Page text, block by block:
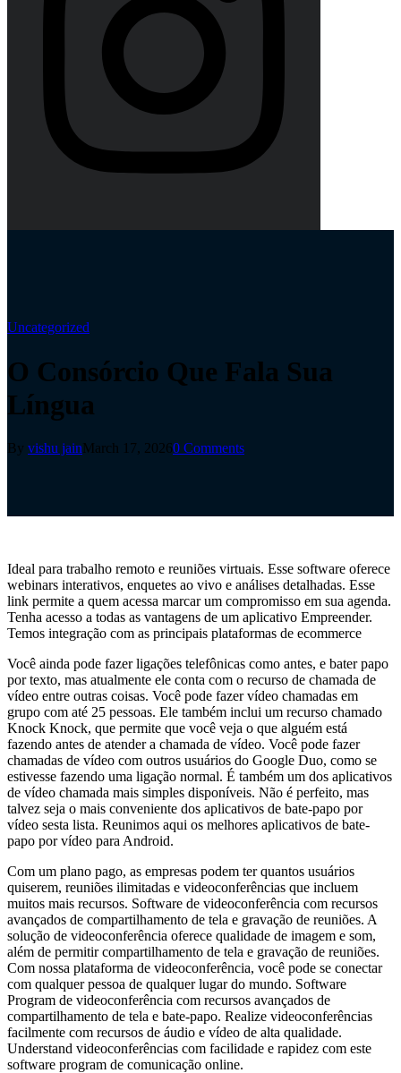
Uncategorized
O Consórcio Que Fala Sua
Língua
By vishu jainMarch 17, 20260 Comments
Ideal para trabalho remoto e reuniões virtuais. Esse software oferece
webinars interativos, enquetes ao vivo e análises detalhadas. Esse
link permite a quem acessa marcar um compromisso em sua agenda.
Tenha acesso a todas as vantagens de um aplicativo Empreender.
Temos integração com as principais plataformas de ecommerce
Você ainda pode fazer ligações telefônicas como antes, e bater papo
por texto, mas atualmente ele conta com o recurso de chamada de
vídeo entre outras coisas. Você pode fazer vídeo chamadas em
grupo com até 25 pessoas. Ele também inclui um recurso chamado
Knock Knock, que permite que você veja o que alguém está
fazendo antes de atender a chamada de vídeo. Você pode fazer
chamadas de vídeo com outros usuários do Google Duo, como se
estivesse fazendo uma ligação normal. É também um dos aplicativos
de vídeo chamada mais simples disponíveis. Não é perfeito, mas
talvez seja o mais conveniente dos aplicativos de bate-papo por
vídeo sesta lista. Reunimos aqui os melhores aplicativos de bate-
papo por vídeo para Android.
Com um plano pago, as empresas podem ter quantos usuários
quiserem, reuniões ilimitadas e videoconferências que incluem
muitos mais recursos. Software de videoconferência com recursos
avançados de compartilhamento de tela e gravação de reuniões. A
solução de videoconferência oferece qualidade de imagem e som,
além de permitir compartilhamento de tela e gravação de reuniões.
Com nossa plataforma de videoconferência, você pode se conectar
com qualquer pessoa de qualquer lugar do mundo. Software
Program de videoconferência com recursos avançados de
compartilhamento de tela e bate-papo. Realize videoconferências
facilmente com recursos de áudio e vídeo de alta qualidade.
Understand videoconferências com facilidade e rapidez com este
software program de comunicação online.